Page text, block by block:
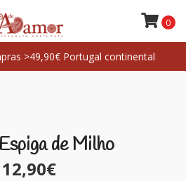
>49,90€ Portugal continental
0
de Milho
12,90€